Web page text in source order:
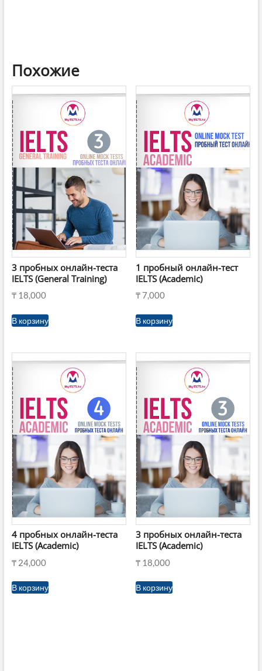
Похожие
3 пробных онлайн-теста
IELTS (General Training)
₸18,000
В корзину
1 пробный онлайн-тест
IELTS (Academic)
₸ 7,000
В корзину
4 пробных онлайн-теста
IELTS (Academic)
₸24,000
В корзину
3 пробных онлайн-теста
IELTS (Academic)
₸ 18,000
В корзину